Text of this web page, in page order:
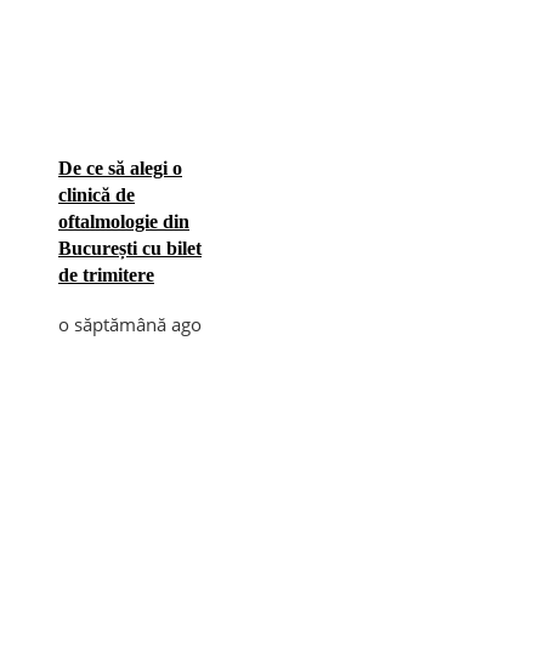
De ce să alegi o
clinică de
oftalmologie din
București cu bilet
de trimitere
o săptămână ago